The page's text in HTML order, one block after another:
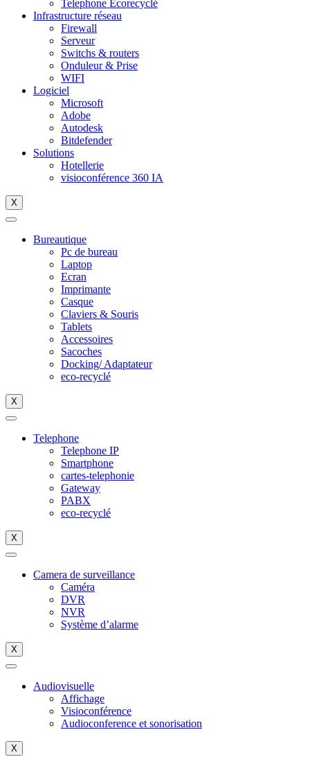
Telephone Ecorecyclé
Infrastructure réseau
Firewall
Serveur
Switchs & routers
Onduleur & Prise
WIFI
Logiciel
Microsoft
Adobe
Autodesk
Bitdefender
Solutions
Hotellerie
visioconférence 360 IA
X
Bureautique
Pc de bureau
Laptop
Ecran
Imprimante
Casque
Claviers & Souris
Tablets
Accessoires
Sacoches
Docking/ Adaptateur
eco-recyclé
X
Telephone
Telephone IP
Smartphone
cartes-telephonie
Gateway
PABX
eco-recyclé
X
Camera de surveillance
Caméra
DVR
NVR
Système d’alarme
X
Audiovisuelle
Affichage
Visioconférence
Audioconference et sonorisation
X